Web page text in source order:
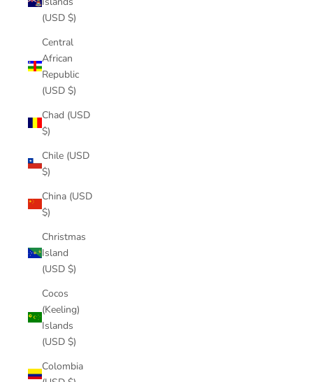
(USD $)
Central
African
Republic
(USD $)
Chad (USD
$)
Chile (USD
$)
China (USD
$)
Christmas
Island
(USD $)
Cocos
(Keeling)
Islands
(USD $)
Colombia